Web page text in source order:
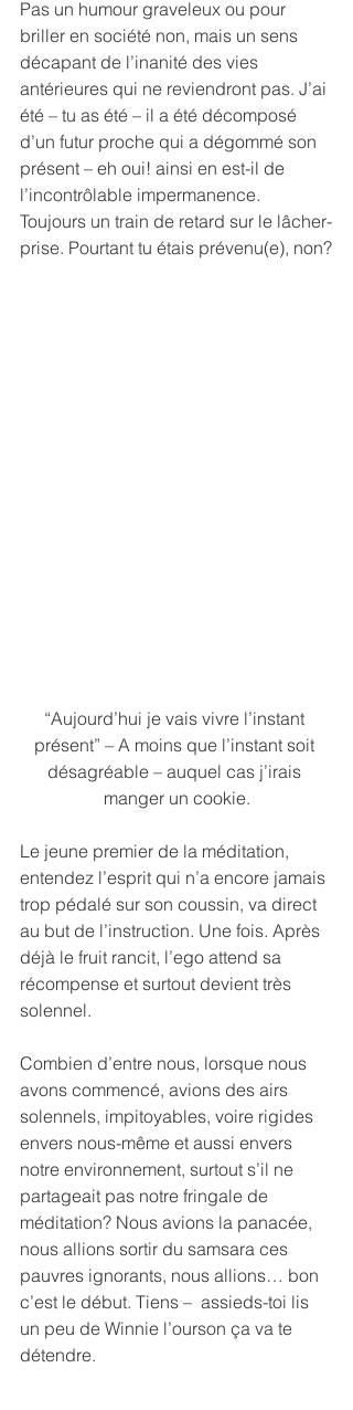
Pas un humour graveleux ou pour
briller en société non, mais un sens
décapant de l’inanité des vies
antérieures qui ne reviendront pas. J’ai
été – tu as été – il a été décomposé
d’un futur proche qui a dégommé son
présent – eh oui! ainsi en est-il de
l’incontrôlable impermanence.
Toujours un train de retard sur le lâcher-
prise. Pourtant tu étais prévenu(e), non?
“Aujourd’hui je vais vivre l’instant
présent” – A moins que l’instant soit
désagréable – auquel cas j’irais
manger un cookie.
Le jeune premier de la méditation,
entendez l’esprit qui n’a encore jamais
trop pédalé sur son coussin, va direct
au but de l’instruction. Une fois. Après
déjà le fruit rancit, l’ego attend sa
récompense et surtout devient très
solennel.
Combien d’entre nous, lorsque nous
avons commencé, avions des airs
solennels, impitoyables, voire rigides
envers nous-même et aussi envers
notre environnement, surtout s’il ne
partageait pas notre fringale de
méditation? Nous avions la panacée,
nous allions sortir du samsara ces
pauvres ignorants, nous allions… bon
c’est le début. Tiens –  assieds-toi lis
un peu de Winnie l’ourson ça va te
détendre.